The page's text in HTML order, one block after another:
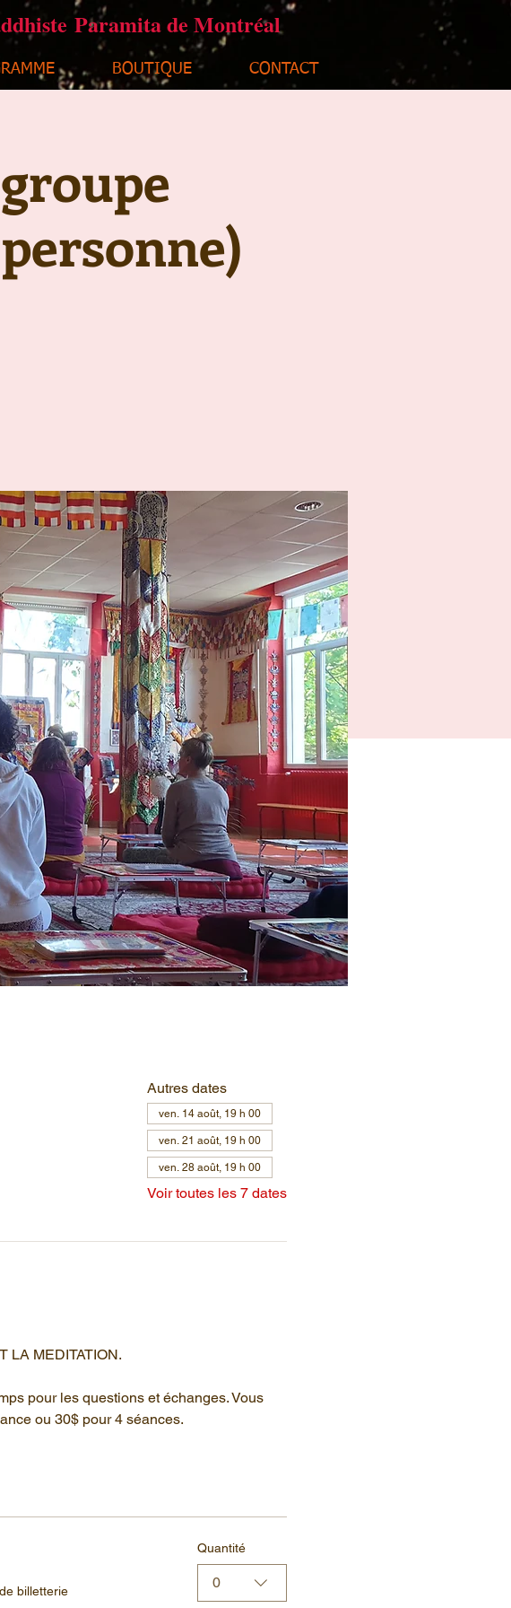
Paramita de Montréal
BOUTIQUE CONTACT
Autres dates
ven. 14 août, 19 h 00
ven. 21 août, 19 h 00
ven. 28 août, 19 h 00
Voir toutes les 7 dates
LA MEDITATION.
pour les questions et échanges. Vous
ou 30$ pour 4 séances.
billetterie
Quantité
0